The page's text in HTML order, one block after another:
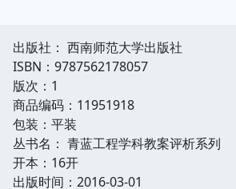
出版社： 西南师范大学出版社
ISBN：9787562178057
版次：1
商品编码：11951918
包装：平装
丛书名： 青蓝工程学科教案评析系列
开本：16开
出版时间：2016-03-01